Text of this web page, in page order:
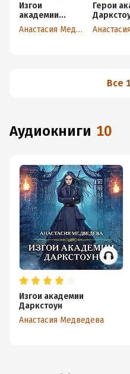
Изгои
академии
Даркстоун
Анастасия Медведева
Герои
Все
аудиокниги 10
Изгои академии
Даркстоун
Анастасия Медведева